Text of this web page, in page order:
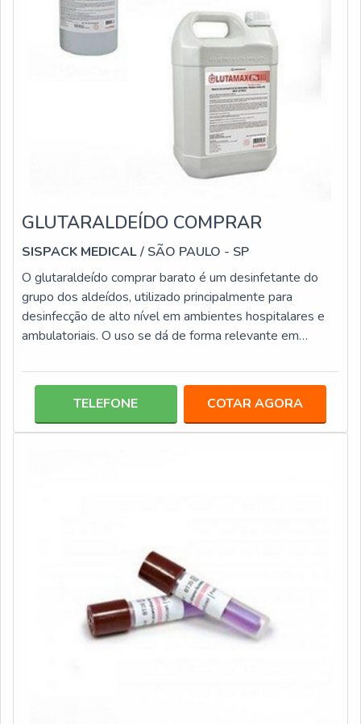
GLUTARALDEÍDO COMPRAR
SISPACK MEDICAL/ SÃO PAULO - SP
O glutaraldeído comprar barato é um desinfetante do
grupo dos aldeídos, utilizado principalmente para
desinfecção de alto nível em ambientes hospitalares e
ambulatoriais. O uso se dá de forma relevante em
não sendo recomendada a utilização por
QUALIDADEO produto se apresenta pronto para o uso,
quando usualmente o uso se dá também aplicações
TELEFONE COTAR AGORA